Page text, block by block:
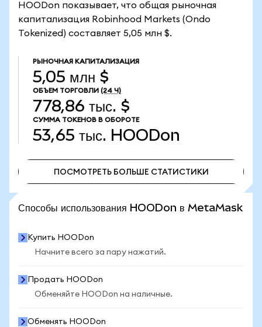
HOODon показывает, что общая рыночная
капитализация Robinhood Markets (Ondo
Tokenized) составляет 5,05 млн $.
РЫНОЧНАЯ КАПИТАЛИЗАЦИЯ
5,05 млн $
ОБЪЕМ ТОРГОВЛИ (24 Ч)
778,86 тыс. $
СУММА ТОКЕНОВ В ОБОРОТЕ
53,65 тыс. HOODon
ПОСМОТРЕТЬ БОЛЬШЕ СТАТИСТИКИ
Способы использования HOODon в MetaMask
Купить HOODon
Начните всего за пару нажатий.
Продать HOODon
Обменяйте HOODon на наличные.
Обменять HOODon